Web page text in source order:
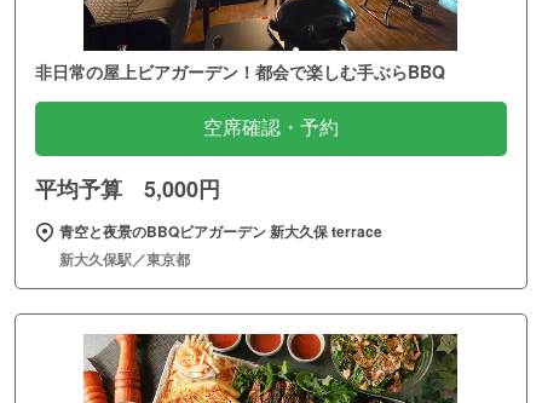
非日常の屋上ビアガーデン！都会で楽しむ手ぶらBBQ
空席確認・予約
平均予算 5,000円
青空と夜景のBBQビアガーデン 新大久保 terrace
新大久保駅／東京都